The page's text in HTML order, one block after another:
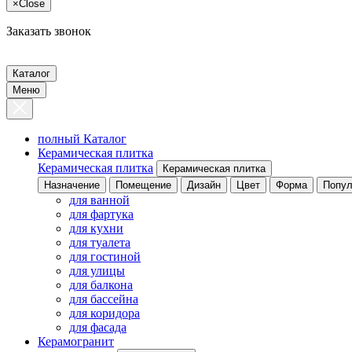
×Close
Заказать звонок
Каталог
Меню
полный Каталог
Керамическая плитка
Керамическая плитка
Керамическая плитка
Назначение
Помещение Дизайн Цвет Форма
для ванной
для фартука
для кухни
для туалета
для гостиной
для улицы
для балкона
для бассейна
для коридора
для фасада
Керамогранит